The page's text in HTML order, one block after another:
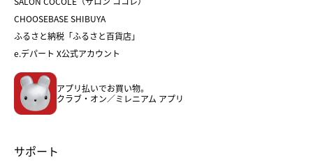
おせち
フード
ホーム・キッチン＆アート
CHOOSEBASE SHIBUYA
ふるさと納税「ふるさと百貨店」
e.デパート X公式アカウント
アプリ払いでお買い物。
クラブ・オン／ミレニアム アプリ
サポート